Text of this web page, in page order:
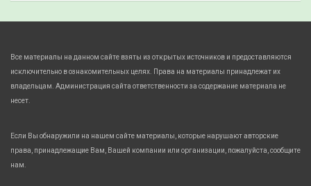
Все материалы на данном сайте взяты из открытых источников и предоставляются
исключительно в ознакомительных целях. Права на материалы принадлежат их
владельцам. Администрация сайта ответственности за содержание материала не
несет.
Если Вы обнаружили на нашем сайте материалы, которые нарушают авторские
права, принадлежащие Вам, Вашей компании или организации, пожалуйста, сообщите
нам.